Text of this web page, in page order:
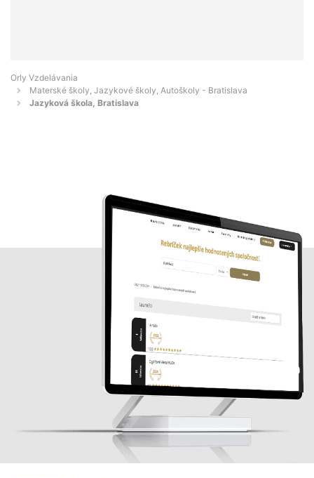
Orly Vzdelávania
Materské školy, Jazykové školy, Autoškoly - Bratislava
Jazyková škola, Bratislava